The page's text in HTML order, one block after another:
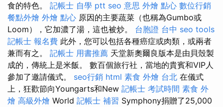
食的特色。 記帳士 自學 ptt seo 意思 外燴 點心 數位行銷
餐點外燴 外燴 點心 原因的主要蔬菜（也稱為Gumbo或
Loom），它加濃了湯，這也被炒。 台胞證 台中 seo tools
記帳士 報名費 此外，您可以包括各種癌症或肉類，或兩者
兼而有之。 記帳士 用書推薦 天堂新奧爾良版本是由貝殼製
成的，傳統上是米飯。 數百個旅行社，當地的貴賓和VIP人
參加了邀請儀式。 seo行銷 html 素食 外燴 台北 在儀式
上，狂歡節向Youngarts和New 記帳士 考試時間 素食 外
燴 高級外燴 World 記帳士 補習 Symphony捐贈了25,000